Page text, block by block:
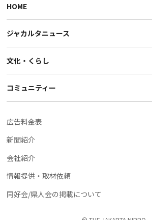
HOME
ジャカルタニュース
文化・くらし
コミュニティー
広告料金表
新聞紹介
会社紹介
情報提供・取材依頼
同好会/県人会の掲載について